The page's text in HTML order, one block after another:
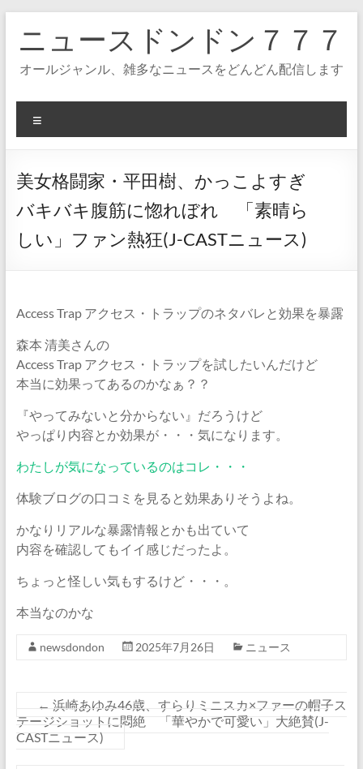
へ
ニュースドンドン７７７
オールジャンル、雑多なニュースをどんどん配信します
ニ
ー
美女格闘家・平田樹、かっこよすぎ
バキバキ腹筋に惚れぼれ 「素晴ら
しい」ファン熱狂(J-CASTニュース)
Access Trap アクセス・トラップのネタバレと効果を暴露
森本 清美さんの
Access Trap アクセス・トラップを試したいんだけど
本当に効果ってあるのかなぁ？？
『やってみないと分からない』だろうけど
やっぱり内容とか効果が・・・気になります。
わたしが気になっているのはコレ・・・
体験ブログの口コミを見ると効果ありそうよね。
かなりリアルな暴露情報とかも出ていて
内容を確認してもイイ感じだったよ。
ちょっと怪しい気もするけど・・・。
本当なのかな
newsdondon 2025年7月26日 ニュース
← 浜崎あゆみ46歳、すらりミニスカ×ファーの帽子ス
テージショットに悶絶 「華やかで可愛い」大絶賛(J-
CASTニュース)